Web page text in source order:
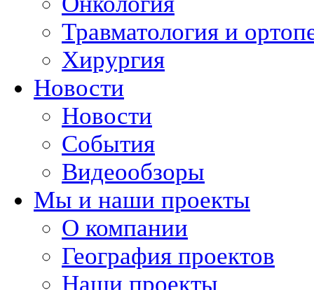
Травматология и
Хирургия
Новости
Новости
События
Видеообзоры
Мы и наши проекты
О компании
География проектов
Наши проекты